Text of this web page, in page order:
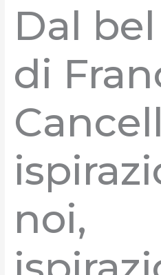
Dal
di
noi,